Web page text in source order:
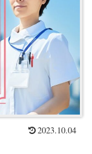
2023.10.04